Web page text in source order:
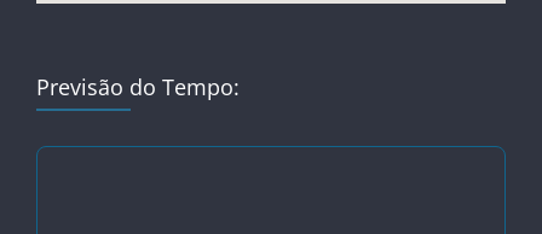
Previsão do Tempo: